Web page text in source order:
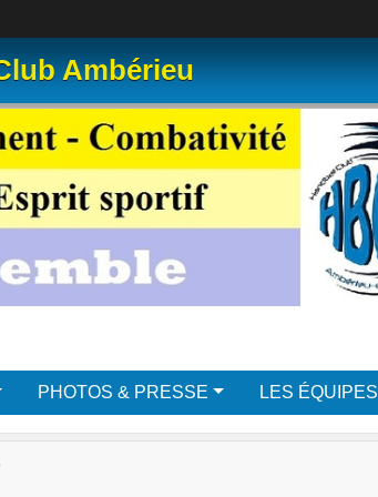
Ambérieu
PHOTOS & PRESSE LES ÉQUIPES